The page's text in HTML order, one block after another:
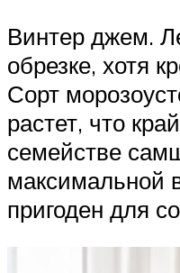
Винтер джем.
обрезке, хотя
Сорт
растет, что
семействе
максимальной
пригоден для